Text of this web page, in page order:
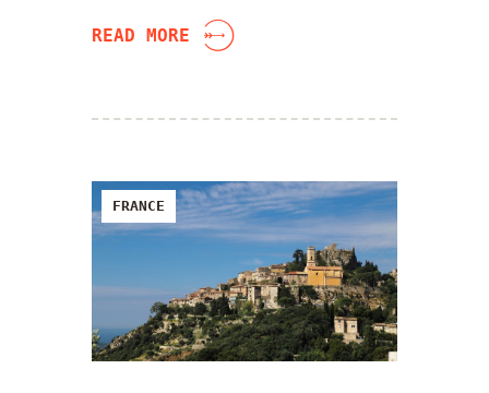
READ MORE
FRANCE